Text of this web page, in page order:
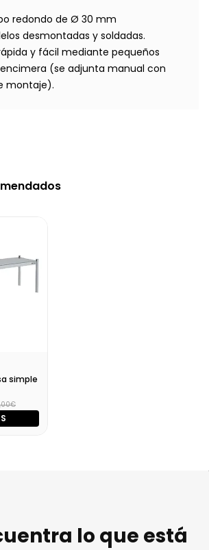
redondo de Ø 30 mm
desmontadas y soldadas.
y fácil mediante pequeños
(se adjunta manual con
montaje).
simple
lo que está